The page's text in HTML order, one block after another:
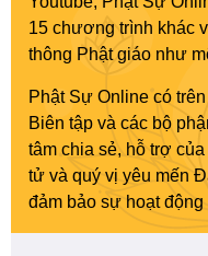
15 chương trình khác
thông Phật giáo như
Phật Sự Online có
Biên tập và các bộ
tâm chia sẻ, hỗ trợ
tử và quý vị yêu mến
đảm bảo sự hoạt